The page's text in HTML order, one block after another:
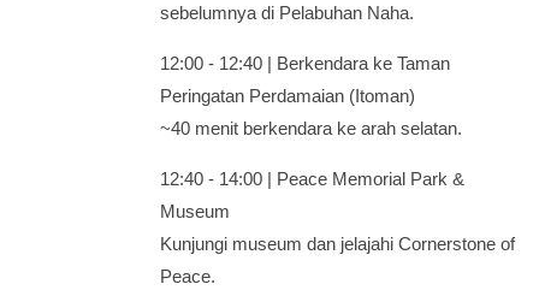
sebelumnya di Pelabuhan Naha.
12:00 - 12:40 | Berkendara ke Taman
Peringatan Perdamaian (Itoman)
~40 menit berkendara ke arah selatan.
12:40 - 14:00 | Peace Memorial Park &
Museum
Kunjungi museum dan jelajahi Cornerstone of
Peace.